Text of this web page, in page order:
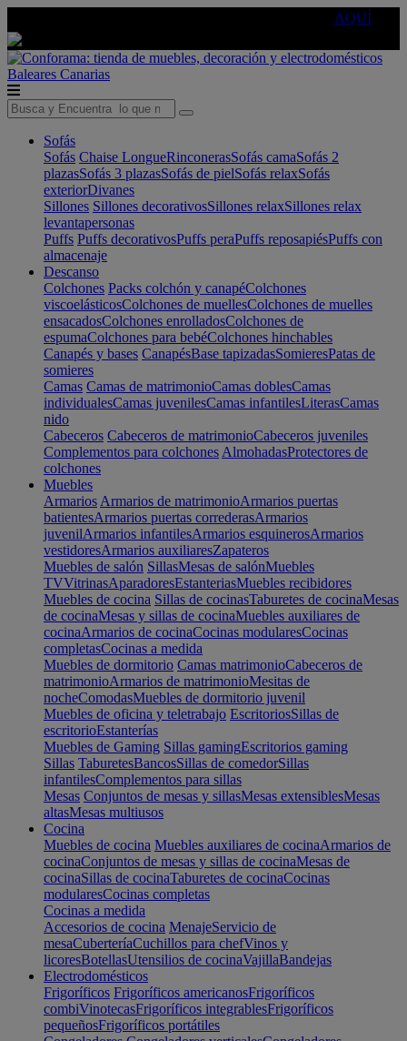
AQUÍ
Baleares Canarias
Sofás
Sofás Chaise LongueRinconerasSofás camaSofás 2
plazasSofás 3 plazasSofás de pielSofás relaxSofás
exteriorDivanes
Sillones Sillones decorativosSillones relaxSillones relax
levantapersonas
Puffs Puffs decorativosPuffs peraPuffs reposapiésPuffs con
almacenaje
Descanso
Colchones Packs colchón y canapéColchones
viscoelásticosColchones de muellesColchones de muelles
ensacadosColchones enrolladosColchones de
espumaColchones para bebéColchones hinchables
Canapés y bases CanapésBase tapizadasSomieresPatas de
somieres
Camas Camas de matrimonioCamas doblesCamas
individualesCamas juvenilesCamas infantilesLiterasCamas
nido
Cabeceros Cabeceros de matrimonioCabeceros juveniles
Complementos para colchones AlmohadasProtectores de
colchones
Muebles
Armarios Armarios de matrimonioArmarios puertas
batientesArmarios puertas correderasArmarios
juvenilArmarios infantilesArmarios esquinerosArmarios
vestidoresArmarios auxiliaresZapateros
Muebles de salón SillasMesas de salónMuebles
TVVitrinasAparadoresEstanteriasMuebles recibidores
Muebles de cocina Sillas de cocinasTaburetes de cocinaMesas
de cocinaMesas y sillas de cocinaMuebles auxiliares de
cocinaArmarios de cocinaCocinas modularesCocinas
completasCocinas a medida
Muebles de dormitorio Camas matrimonioCabeceros de
matrimonioArmarios de matrimonioMesitas de
nocheComodasMuebles de dormitorio juvenil
Muebles de oficina y teletrabajo EscritoriosSillas de
escritorioEstanterías
Muebles de Gaming Sillas gamingEscritorios gaming
Sillas TaburetesBancosSillas de comedorSillas
infantilesComplementos para sillas
Mesas Conjuntos de mesas y sillasMesas extensiblesMesas
altasMesas multiusos
Cocina
Muebles de cocina Muebles auxiliares de cocinaArmarios de
cocinaConjuntos de mesas y sillas de cocinaMesas de
cocinaSillas de cocinaTaburetes de cocinaCocinas
modularesCocinas completas
Cocinas a medida
Accesorios de cocina MenajeServicio de
mesaCuberteríaCuchillos para chefVinos y
licoresBotellasUtensilios de cocinaVajillaBandejas
Electrodomésticos
Frigoríficos Frigoríficos americanosFrigoríficos
combiVinotecasFrigoríficos integrablesFrigoríficos
pequeñosFrigoríficos portátiles